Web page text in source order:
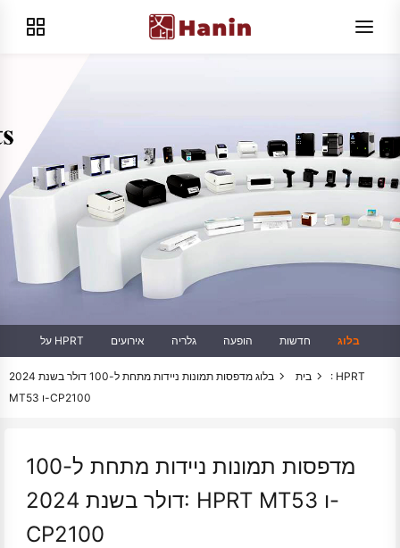
על HPRT אירועים גלריה הופעה חדשות בלוג
בית בלוג
מדפסות תמונות ניידות מתחת ל-100 דולר בשנת 2024: HPRT
MT53 ו-CP2100
מדפסות תמונות ניידות מתחת ל-100
דולר בשנת 2024: HPRT MT53 ו-
CP2100